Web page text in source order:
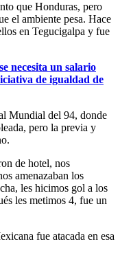
que Honduras, pero
el ambiente pesa. Hace
en Tegucigalpa y fue
necesita un salario
de igualdad de
Mundial del 94, donde
pero la previa y
de hotel, nos
amenazaban los
les hicimos gol a los
les metimos 4, fue un
fue atacada en esa